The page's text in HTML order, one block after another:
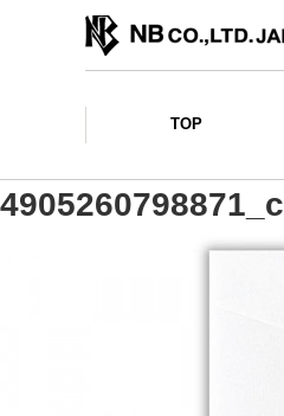
TOP
4905260798871_c